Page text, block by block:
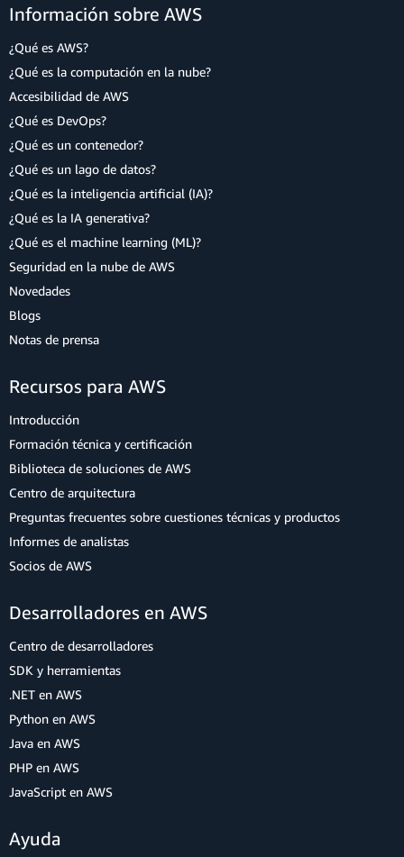
Información sobre AWS
¿Qué es AWS?
¿Qué es la computación en la nube?
Accesibilidad de AWS
¿Qué es DevOps?
¿Qué es un contenedor?
¿Qué es un lago de datos?
¿Qué es la inteligencia artificial (IA)?
¿Qué es la IA generativa?
¿Qué es el machine learning (ML)?
Seguridad en la nube de AWS
Novedades
Blogs
Notas de prensa
Recursos para AWS
Introducción
Formación técnica y certificación
Biblioteca de soluciones de AWS
Centro de arquitectura
Preguntas frecuentes sobre cuestiones técnicas y productos
Informes de analistas
Socios de AWS
Desarrolladores en AWS
Centro de desarrolladores
SDK y herramientas
.NET en AWS
Python en AWS
Java en AWS
PHP en AWS
JavaScript en AWS
Ayuda